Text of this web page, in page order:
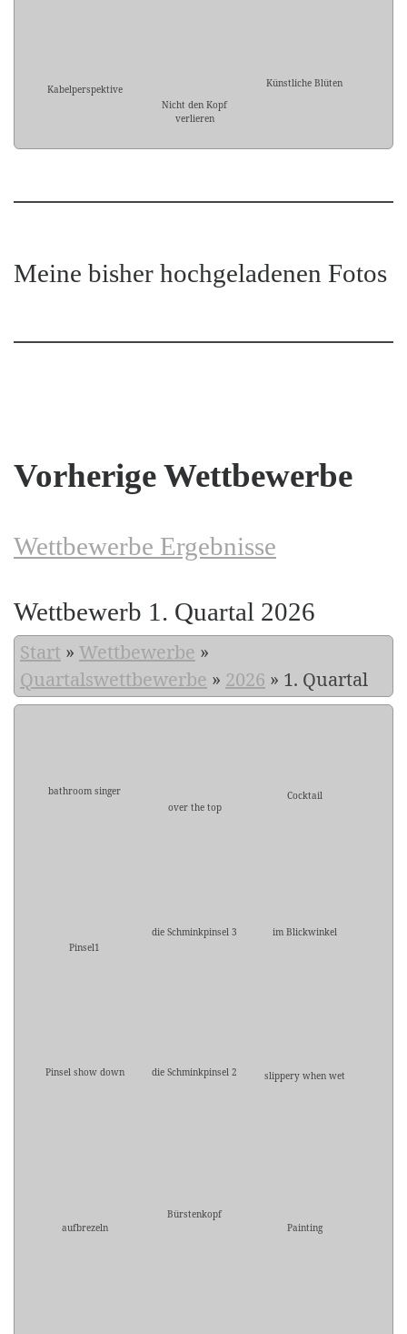
Kabelperspektive
Nicht den Kopf
verlieren
Künstliche Blüten
Meine bisher hochgeladenen Fotos
Vorherige Wettbewerbe
Wettbewerbe Ergebnisse
Wettbewerb 1. Quartal 2026
Start » Wettbewerbe »
Quartalswettbewerbe » 2026 » 1. Quartal
bathroom singer
over the top
Cocktail
Pinsel1
die Schminkpinsel 3 im Blickwinkel
Pinsel show down die Schminkpinsel 2 slippery when wet
aufbrezeln
Bürstenkopf
Painting